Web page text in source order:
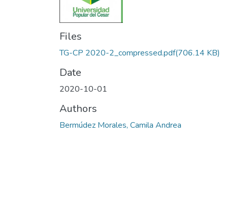
Files
TG-CP 2020-2_compressed.pdf(706.14 KB)
Date
2020-10-01
Authors
Bermúdez Morales, Camila Andrea